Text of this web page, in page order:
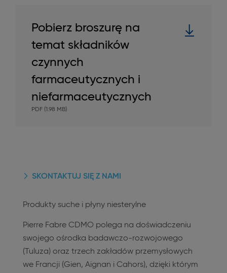
Pobierz broszurę na
temat składników
czynnych
farmaceutycznych i
niefarmaceutycznych
PDF (1.98 MB)
SKONTAKTUJ SIĘ Z NAMI
Produkty suche i płyny niesterylne
Pierre Fabre CDMO polega na doświadczeniu
swojego ośrodka badawczo-rozwojowego
(Tuluza) oraz trzech zakładów przemysłowych
we Francji (Gien, Aignan i Cahors), dzięki którym